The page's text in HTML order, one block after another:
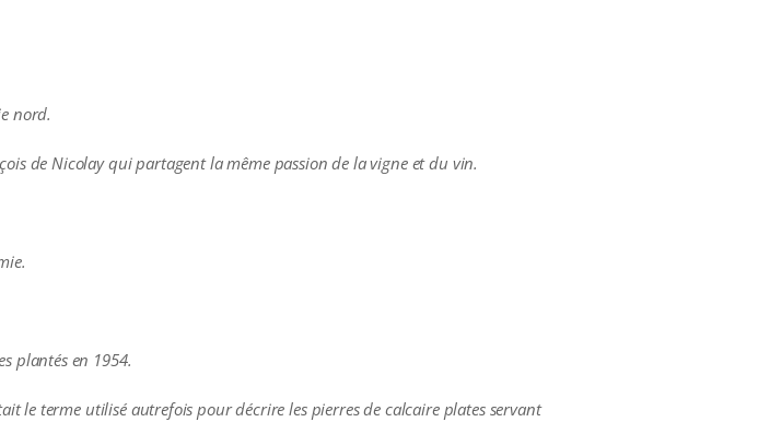
nord.
de Nicolay qui partagent la même passion de la vigne et du vin.
plantés en 1954.
le terme utilisé autrefois pour décrire les pierres de calcaire plates servant